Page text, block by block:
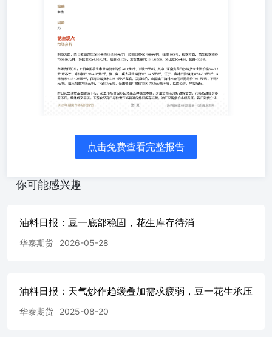
2610合约8162.00元/吨，较前日变化-4.00元/吨，幅度-
化+9.00元/吨，幅度+0.12%，现货基差PK10-1562.00，环
国花生市场通货米均价7491元/斤，下跌65元/吨，其中，河
米3.98-4.05元/斤，豫、鲁、冀大花生通货米3.3-4.5元/斤，
4.25元/斤，花育23通货米3.95-4元/斤左右，以质论价。全
山东均价7406元/吨，下跌13元/吨，全国各油厂报价7000-
货盘面震荡下行。花生市场价逐步回落逼近种植成本线，
整体成交平淡。下游食品商户与批发市场普遍保持低库存
格
2：大豆现货价格：国标一等：尚志
国标一等：宝清县
大豆现货价格：国标一等：巴彦
差
差
量
图9：中国大豆食品级消费
点击免费查看完整报告
你可能感兴趣
油料日报：豆一底部稳固，花生库存待消
华泰期货 2026-05-28
油料日报：天气炒作趋缓叠加需求疲弱，豆一花生承压
华泰期货 2025-08-20